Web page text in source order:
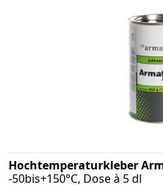
Hochtemperaturkleber
-50bis+150°C, Dose à 5 dl